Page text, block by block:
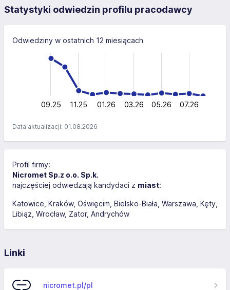
Statystyki odwiedzin profilu pracodawcy
Odwiedziny w ostatnich 12 miesiącach
L
09.25 11.25 01.26 03.26 05.26 07.26
Data aktualizacji: 01.08.2026
Profil firmy:
Nicromet Sp.z o.o. Sp.k.
najczęściej odwiedzają kandydaci z miast:
Katowice Kraków Oświęcim Bielsko-Biała Warszawa Kęty
Libiąż Wrocław Zator Andrychów
Linki
nicromet.pl/pl